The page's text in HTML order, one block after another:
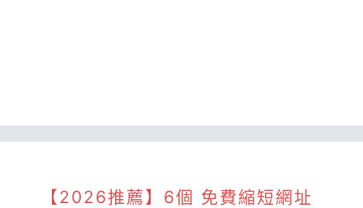
【2026推薦】6個 免費縮短網址